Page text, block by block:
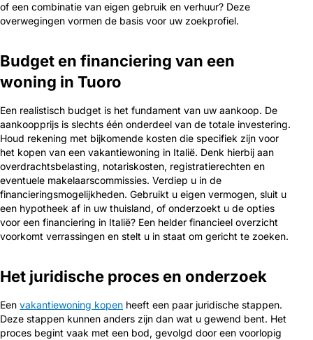
of een combinatie van eigen gebruik en verhuur? Deze
overwegingen vormen de basis voor uw zoekprofiel.
Budget en financiering van een
woning in Tuoro
Een realistisch budget is het fundament van uw aankoop. De
aankoopprijs is slechts één onderdeel van de totale investering.
Houd rekening met bijkomende kosten die specifiek zijn voor
het kopen van een vakantiewoning in Italië. Denk hierbij aan
overdrachtsbelasting, notariskosten, registratierechten en
eventuele makelaarscommissies. Verdiep u in de
financieringsmogelijkheden. Gebruikt u eigen vermogen, sluit u
een hypotheek af in uw thuisland, of onderzoekt u de opties
voor een financiering in Italië? Een helder financieel overzicht
voorkomt verrassingen en stelt u in staat om gericht te zoeken.
Het juridische proces en onderzoek
Een vakantiewoning kopen heeft een paar juridische stappen.
Deze stappen kunnen anders zijn dan wat u gewend bent. Het
proces begint vaak met een bod, gevolgd door een voorlopig